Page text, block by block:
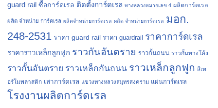
guard rail ซื้อการ์ดเรล ติดตั้งการ์ดเรล ทางหลวงหมายเลข 4 ผลิตการ์ดเรล
ผลิต จำหน่าย การ์ดเรล ผลิตจำหน่ายการ์ดเรล ผลิต จำหน่ายการ์ดเรล มอก.
248-2531 ราคา guard rail ราคา guardrail ราคาการ์ดเรล
ราคาราวเหล็กลูกฟูก ราวกันอันตราย ราวกั้นถนน ราวกั้นทางโค้ง
ราวกั้นอันตราย ราวเหล็กกันถนน ราวเหล็กลูกฟูก สีเท
อร์โมพลาสติก เสาการ์ดเรล แขวงทางหลวงสมุทรสงคราม แผ่นการ์ดเรล
โรงงานผลิตการ์ดเรล